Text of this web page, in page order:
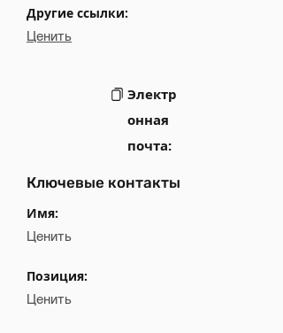
Другие ссылки:
Ценить
Электр
онная
почта:
Ключевые контакты
Имя:
Ценить
Позиция:
Ценить